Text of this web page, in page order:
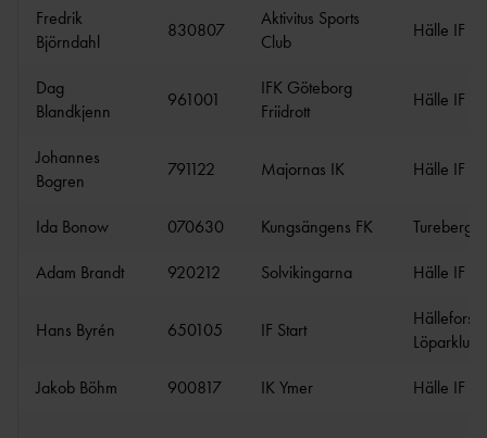
IDROTTONLI
NE
GDPR
MÅNADENS LEDARE
2024
GUIDE FÖR
PROJEKTSTÖD IF
IDROTTSKLIV
TÄVLINGENS
ABC
DOMAR
E
RE
DOMARE
GÅNG
JUDGE
JUDGE
Fredrik
Björndahl
830807
Aktivitus Sports
Club
Hälle IF
Dag
Blandkjenn
961001
IFK Göteborg
Friidrott
Hälle IF
Johannes
Bogren
791122 Majornas IK Hälle IF
Ida Bonow 070630 Kungsängens FK
Turebergs
Adam Brandt
920212 Solvikingarna Hälle IF
Hans Byrén 650105 IF Start
Hällefors
Löparklubb
Jakob Böhm
900817 IK Ymer Hälle IF